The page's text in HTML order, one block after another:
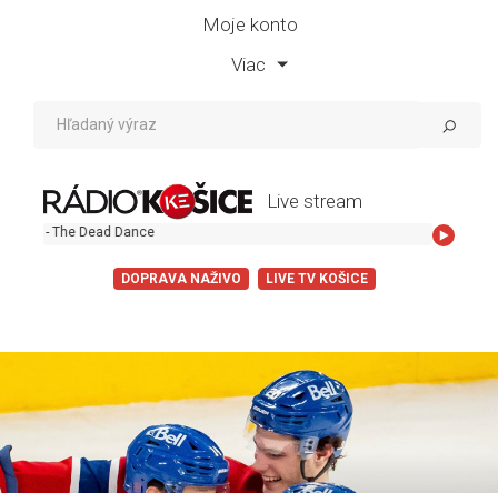
Moje konto
Viac
Live stream
DOPRAVA NAŽIVO LIVE TV KOŠICE